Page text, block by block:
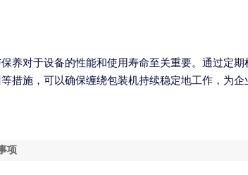
养对于设备的性能和使用寿命至关重要。通过定
措施，可以确保缠绕包装机持续稳定地工作，为企
项